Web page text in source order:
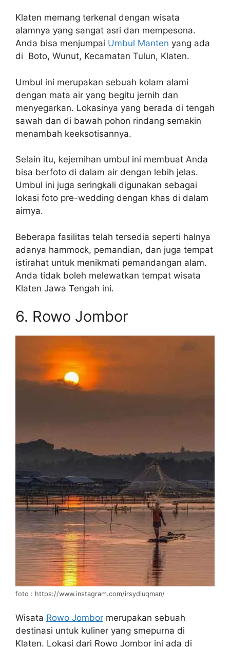
Klaten memang terkenal dengan wisata
alamnya yang sangat asri dan mempesona.
Anda bisa menjumpai Umbul Manten yang ada
di Boto, Wunut, Kecamatan Tulun, Klaten.
Umbul ini merupakan sebuah kolam alami
dengan mata air yang begitu jernih dan
menyegarkan. Lokasinya yang berada di tengah
sawah dan di bawah pohon rindang semakin
menambah keeksotisannya.
Selain itu, kejernihan umbul ini membuat Anda
bisa berfoto di dalam air dengan lebih jelas.
Umbul ini juga seringkali digunakan sebagai
lokasi foto pre-wedding dengan khas di dalam
airnya.
Beberapa fasilitas telah tersedia seperti halnya
adanya hammock, pemandian, dan juga tempat
istirahat untuk menikmati pemandangan alam.
Anda tidak boleh melewatkan tempat wisata
Klaten Jawa Tengah ini.
6. Rowo Jombor
foto : https://www.instagram.com/irsydluqman/
Wisata Rowo Jombor merupakan sebuah
destinasi untuk kuliner yang smepurna di
Klaten. Lokasi dari Rowo Jombor ini ada di